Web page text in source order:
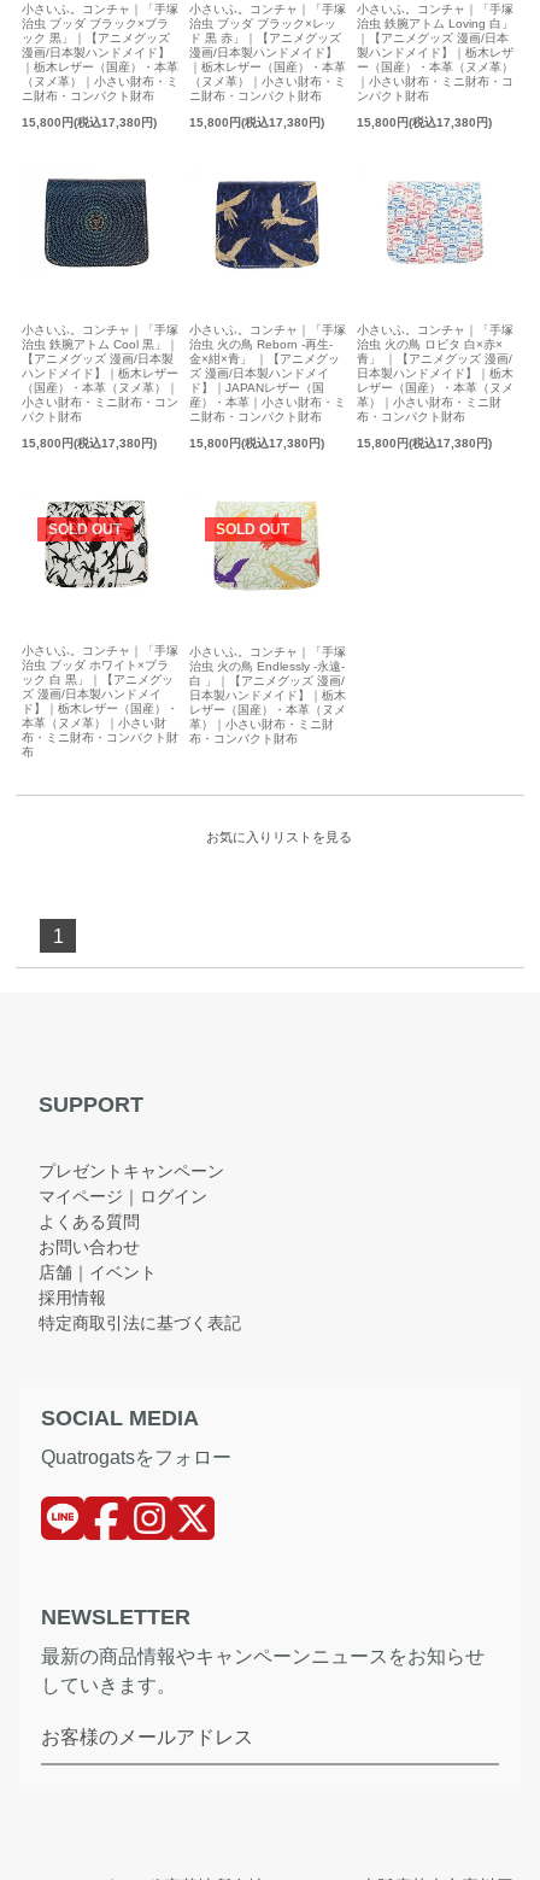
小さいふ。コンチャ｜「手塚
治虫 ブッダ ブラック×ブラ
ック 黒」｜【アニメグッズ
漫画/日本製ハンドメイド】
｜栃木レザー（国産）・本革
（ヌメ革）｜小さい財布・ミ
ニ財布・コンパクト財布
15,800円(税込17,380円)
小さいふ。コンチャ｜「手塚
治虫 ブッダ ブラック×レッ
ド 黒 赤」｜【アニメグッズ
漫画/日本製ハンドメイド】
｜栃木レザー（国産）・本革
（ヌメ革）｜小さい財布・ミ
ニ財布・コンパクト財布
15,800円(税込17,380円)
小さいふ。コンチャ｜「手塚
治虫 鉄腕アトム Loving 白」
｜【アニメグッズ 漫画/日本
製ハンドメイド】｜栃木レザ
ー（国産）・本革（ヌメ革）
｜小さい財布・ミニ財布・コ
ンパクト財布
15,800円(税込17,380円)
小さいふ。コンチャ｜「手塚
治虫 鉄腕アトム Cool 黒」｜
【アニメグッズ 漫画/日本製
ハンドメイド】｜栃木レザー
（国産）・本革（ヌメ革）｜
小さい財布・ミニ財布・コン
パクト財布
15,800円(税込17,380円)
小さいふ。コンチャ｜「手塚
治虫 火の鳥 Reborn -再生-
金×紺×青」 ｜【アニメグッ
ズ 漫画/日本製ハンドメイ
ド】｜JAPANレザー（国
産）・本革｜小さい財布・ミ
ニ財布・コンパクト財布
15,800円(税込17,380円)
小さいふ。コンチャ｜「手塚
治虫 火の鳥 ロビタ 白×赤×
青」 ｜【アニメグッズ 漫画/
日本製ハンドメイド】｜栃木
レザー（国産）・本革（ヌメ
革）｜小さい財布・ミニ財
布・コンパクト財布
15,800円(税込17,380円)
SOLD OUT
小さいふ。コンチャ｜「手塚
治虫 ブッダ ホワイト×ブラ
ック 白 黒」｜【アニメグッ
ズ 漫画/日本製ハンドメイ
ド】｜栃木レザー（国産）・
本革（ヌメ革）｜小さい財
布・ミニ財布・コンパクト財
布
SOLD OUT
小さいふ。コンチャ｜「手塚
治虫 火の鳥 Endlessly -永遠-
白 」｜【アニメグッズ 漫画/
日本製ハンドメイド】｜栃木
レザー（国産）・本革（ヌメ
革）｜小さい財布・ミニ財
布・コンパクト財布
お気に入りリストを見る
1
SUPPORT
プレゼントキャンペーン
マイページ｜ログイン
よくある質問
お問い合わせ
店舗｜イベント
採用情報
特定商取引法に基づく表記
SOCIAL MEDIA
Quatrogatsをフォロー
NEWSLETTER
最新の商品情報やキャンペーンニュースをお知らせ
していきます。
お客様のメールアドレス